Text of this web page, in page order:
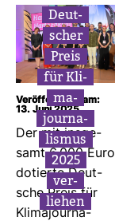
Deut­
scher
Preis
für Kli­
ma­
jour­na­
lismus
2025
ver­
liehen
Veröffentlicht am:
13. Juni 2025
Der mit ins­ge­
samt 6.000 Euro
dotierte Deut­
sche Preis für
Kli­ma­jour­na­